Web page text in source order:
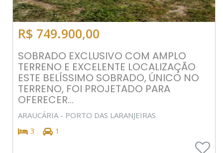
R$ 749.900,00
SOBRADO EXCLUSIVO COM AMPLO
TERRENO E EXCELENTE LOCALIZAÇÃO
ESTE BELÍSSIMO SOBRADO, ÚNICO NO
TERRENO, FOI PROJETADO PARA
OFERECER...
ARAUCÁRIA - PORTO DAS LARANJEIRAS
3
1